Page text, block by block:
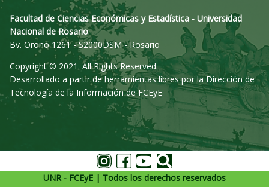
Facultad de Ciencias Económicas y Estadística - Universidad
Nacional de Rosario
Bv. Oroño 1261 - S2000DSM - Rosario
Copyright © 2021. All Rights Reserved.
Desarrollado a partir de herramientas libres por la Dirección de
Tecnología de la Información de FCEyE
UNR - FCEyE | Todos los derechos reservados